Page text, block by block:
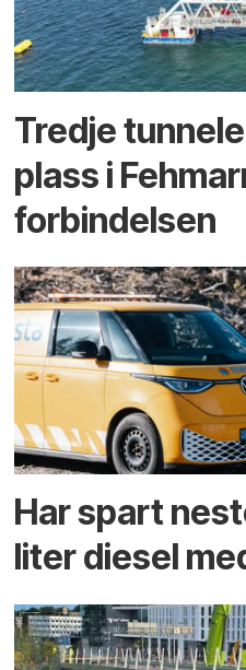
Tredje
plass i
forbindelsen
Har spart
liter diesel